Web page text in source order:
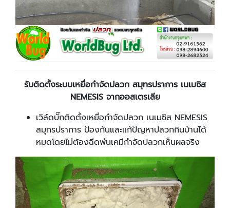
รับติดตั้งระบบเหยื่อกำจัดปลวก สมุทรปราการ เนเมซิส
NEMESIS จากออสเตรเลีย
เวิล์ดบั๊กติดตั้งเหยื่อกำจัดปลวก เนเมซิส NEMESIS
สมุทรปราการ ป้องกันและแก้ปัญหาปลวกกินบ้านได้
หมดโดยไม่ต้องฉีดพ่นเคมีกำจัดปลวกเห็นผลจริง